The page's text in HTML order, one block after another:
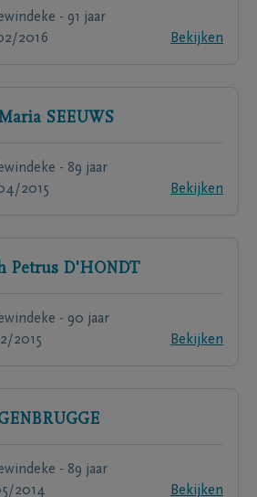
- 91 jaar
2016
Bekijken
SEEUWS
- 89 jaar
2015
Bekijken
Petrus D'HONDT
- 90 jaar
2015
Bekijken
- 89 jaar
2014
Bekijken